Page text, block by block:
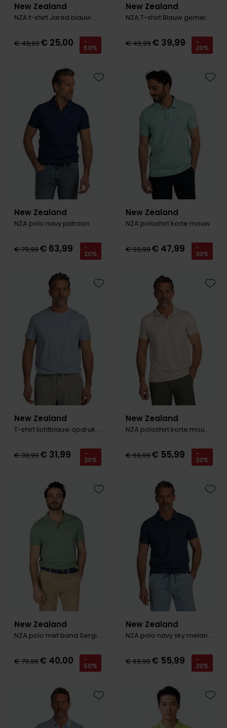
New Zealand
NZA t-shirt Jared blauw gemeleerd
€ 49,99€ 25,00 -
50%
New Zealand
NZA T-shirt Blauw gemeleerd
€ 49,99€ 39,99 -
20%
New Zealand
NZA polo navy patroon
€ 79,99€ 63,99 -
20%
Toevoegen aan favorieten
New Zealand
NZA poloshirt korte mouw
€ 59,99€ 47,99 -
20%
New Zealand
T-shirt lichtblauw opdruk katoen
€ 39,99€ 31,99 -
20%
Toevoegen aan favorieten
New Zealand
NZA poloshirt korte mouw creme katoen
€ 69,99€ 55,99 -
20%
New Zealand
NZA polo met band Sergio groen
€ 79,99€ 40,00 -
50%
Toevoegen aan favorieten
New Zealand
NZA polo navy sky melange
€ 69,99€ 55,99 -
20%
Toevoegen aan favorieten